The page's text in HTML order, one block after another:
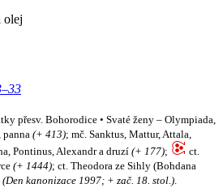
olej
přesv. Bohorodice • Svaté ženy – Olympiada,
panna (+ 413); mč. Sanktus, Mattur, Attala,
Pontinus, Alexandr a druzí (+ 177);
ct.
(+ 1444); ct. Theodora ze Sihly (Bohdana
(Den kanonizace 1997; + zač. 18. stol.).